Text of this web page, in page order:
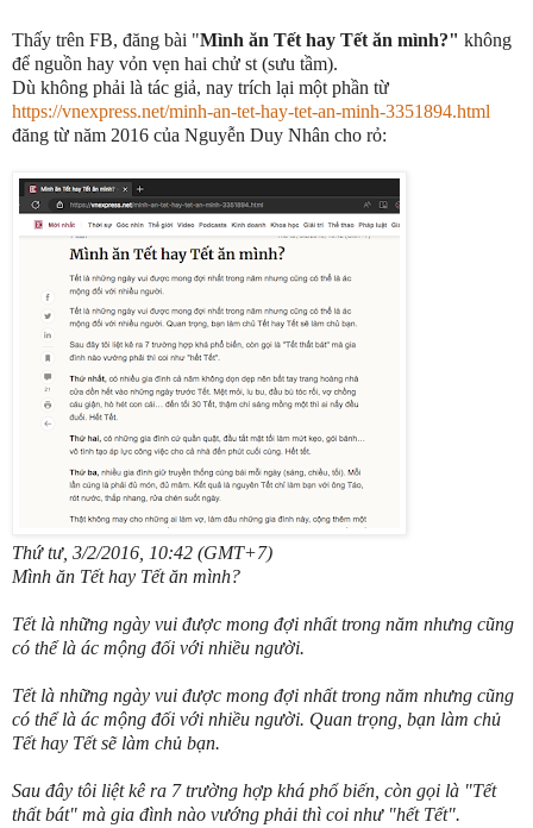
Thấy trên FB, đăng bài "Mình ăn Tết hay Tết ăn mình?" không
để nguồn hay vỏn vẹn hai chử st (sưu tầm).
Dù không phải là tác giả, nay trích lại một phần từ
https://vnexpress.net/minh-an-tet-hay-tet-an-minh-3351894.html
đăng từ năm 2016 của Nguyễn Duy Nhân cho rỏ:
Thứ tư, 3/2/2016, 10:42 (GMT+7)
Mình ăn Tết hay Tết ăn mình?
Tết là những ngày vui được mong đợi nhất trong năm nhưng cũng
có thể là ác mộng đối với nhiều người.
Tết là những ngày vui được mong đợi nhất trong năm nhưng cũng
có thể là ác mộng đối với nhiều người. Quan trọng, bạn làm chủ
Tết hay Tết sẽ làm chủ bạn.
Sau đây tôi liệt kê ra 7 trường hợp khá phổ biến, còn gọi là "Tết
thất bát" mà gia đình nào vướng phải thì coi như "hết Tết".